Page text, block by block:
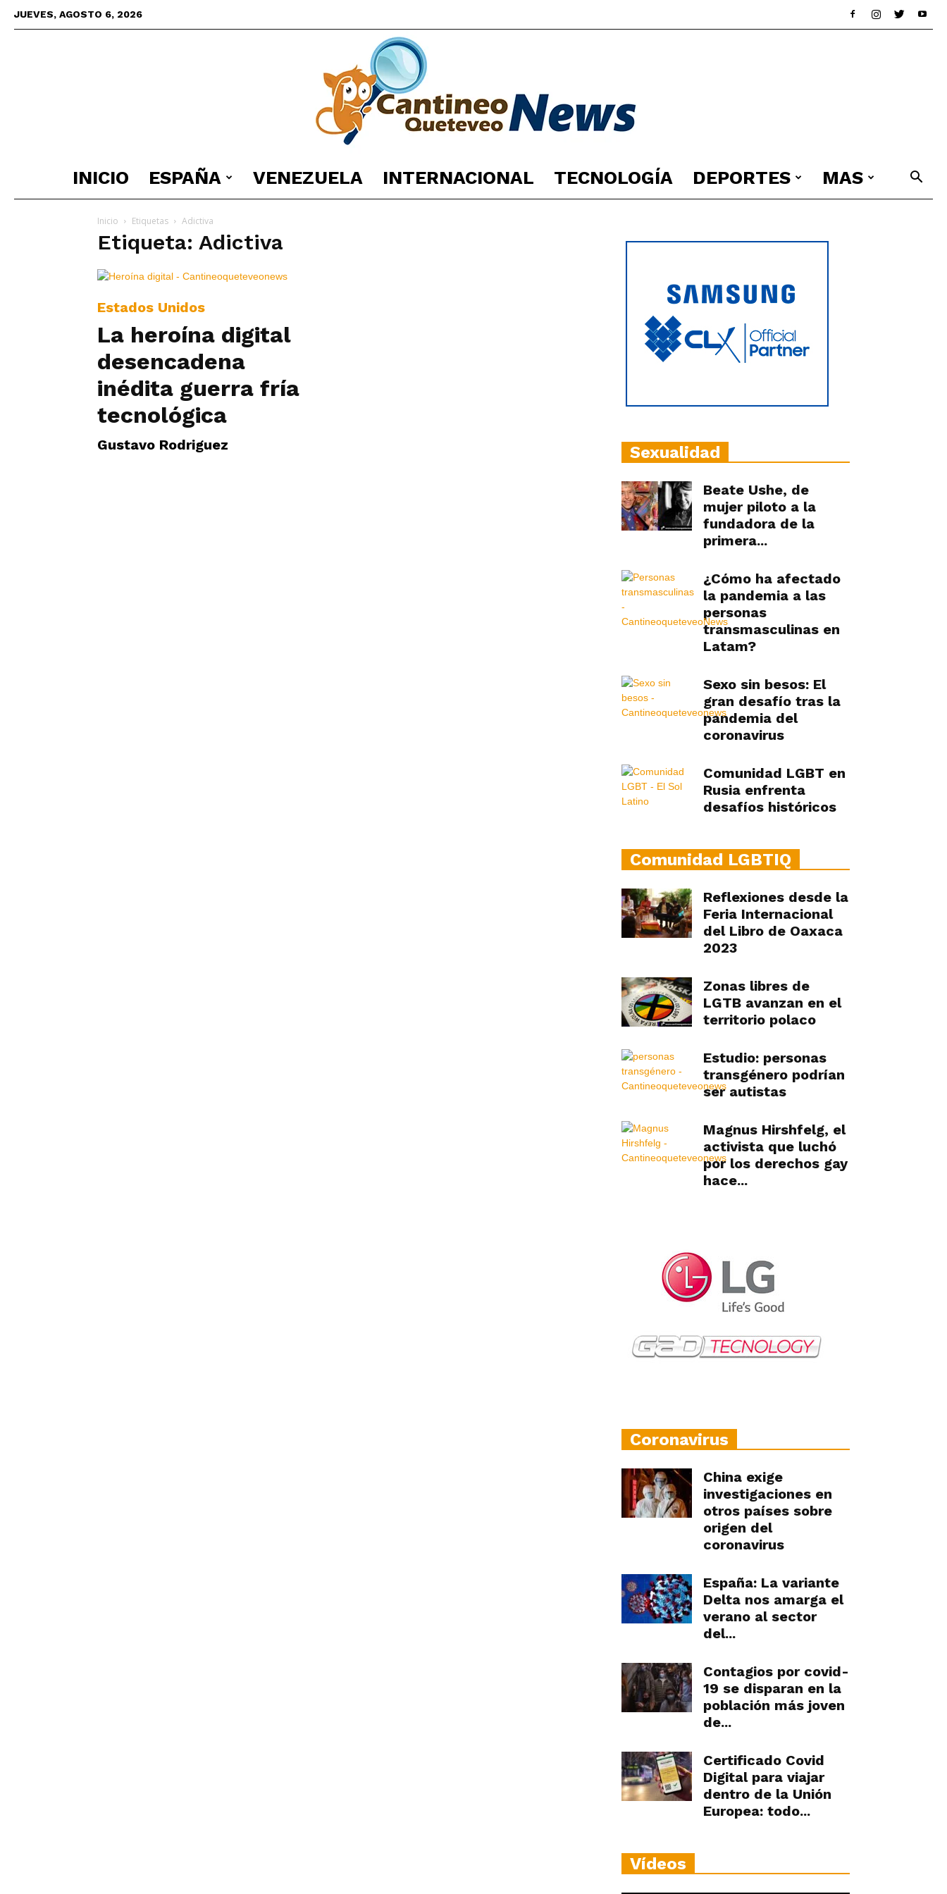
JUEVES, AGOSTO 6, 2026
España
INICIO ESPAÑA VENEZUELA INTERNACIONAL TECNOLOGÍA DEPORTES MAS
Inicio Etiquetas Adictiva
Etiqueta: Adictiva
Estados Unidos
La heroína digital
desencadena
inédita guerra fría
tecnológica
Gustavo Rodriguez Sexualidad
Beate Ushe, de
mujer piloto a la
fundadora de la
primera...
¿Cómo ha afectado
la pandemia a las
personas
transmasculinas en
Latam?
Sexo sin besos: El
gran desafío tras la
pandemia del
coronavirus
Comunidad LGBT en
Rusia enfrenta
desafíos históricos
Comunidad LGBTIQ
Reflexiones desde la
Feria Internacional
del Libro de Oaxaca
2023
Zonas libres de
LGTB avanzan en el
territorio polaco
Estudio: personas
transgénero podrían
ser autistas
Magnus Hirshfelg, el
activista que luchó
por los derechos gay
hace...
Coronavirus
China exige
investigaciones en
otros países sobre
origen del
coronavirus
España: La variante
Delta nos amarga el
verano al sector
del...
Contagios por covid-
19 se disparan en la
población más joven
de...
Certificado Covid
Digital para viajar
dentro de la Unión
Europea: todo...
Vídeos